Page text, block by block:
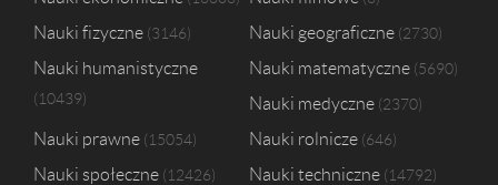
Uniwersytet Marii Curie-Skłodowskiej w Lublinie20
Uniwersytet Jana Kochanowskiego w Kielcach16
Szkoła Główna Gospodarstwa Wiejskiego w Warszawie15
Nauki fizyczne 3146 Nauki geograficzne 2730
Nauki humanistyczne
10439
Nauki matematyczne 5690
Nauki medyczne 2370
Nauki prawne 15054 Nauki rolnicze 646
Nauki społeczne 12426 Nauki techniczne 14792